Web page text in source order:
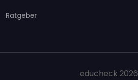
Ratgeber
educheck 2026